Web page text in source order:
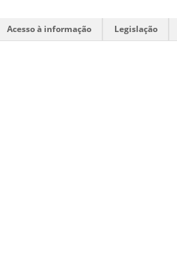
Acesso à informação Legislação